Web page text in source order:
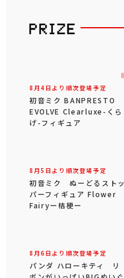
8月4日より順次登場予定
初音ミク BANPRESTO
EVOLVE Clearluxe-くら
げ-フィギュア
8月5日より順次登場予定
初音ミク ぬーどるストッ
パーフィギュア Flower
Fairyー桔梗ー
8月6日より順次登場予定
パンダ ハローキティ リ